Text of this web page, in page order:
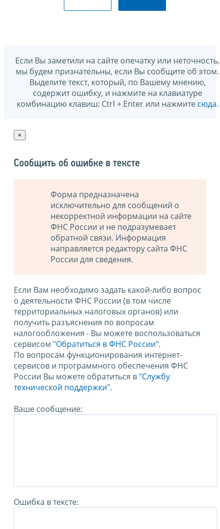
Если Вы заметили на сайте опечатку или неточность,
мы будем признательны, если Вы сообщите об этом.
Выделите текст, который, по Вашему мнению,
содержит ошибку, и нажмите на клавиатуре
комбинацию клавиш: Ctrl + Enter или нажмите сюда.
×
Сообщить об ошибке в тексте
Форма предназначена
исключительно для сообщений о
некорректной информации на сайте
ФНС России и не подразумевает
обратной связи. Информация
направляется редактору сайта ФНС
России для сведения.
Если Вам необходимо задать какой-либо вопрос
о деятельности ФНС России (в том числе
территориальных налоговых органов) или
получить разъяснения по вопросам
налогообложения - Вы можете воспользоваться
сервисом "Обратиться в ФНС России".
По вопросам функционирования интернет-
сервисов и программного обеспечения ФНС
России Вы можете обратиться в "Службу
технической поддержки".
Ваше сообщение:
Ошибка в тексте: